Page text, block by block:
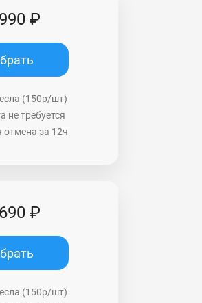
₽
(150р/шт)
не требуется
отмена за 12ч
₽
(150р/шт)